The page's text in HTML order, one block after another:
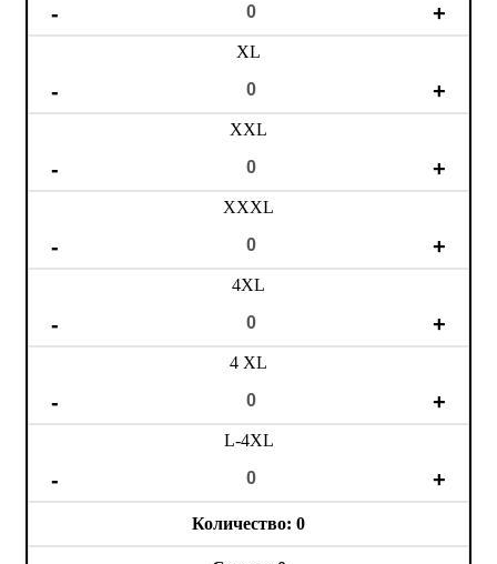
L-4XL
XXXL
XL
4XL
XXL
4 XL
0